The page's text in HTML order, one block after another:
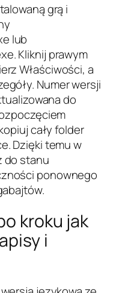
grą i
lub
Kliknij prawym
Właściwości, a
Numer wersji
do
cały folder
Dzięki temu w
do stanu
ponownego
kroku jak
i